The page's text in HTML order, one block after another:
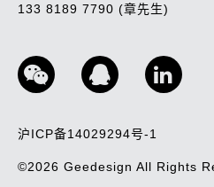
133 8189 7790 (章先生)
沪ICP备14029294号-1
©2026 Geedesign All Rights